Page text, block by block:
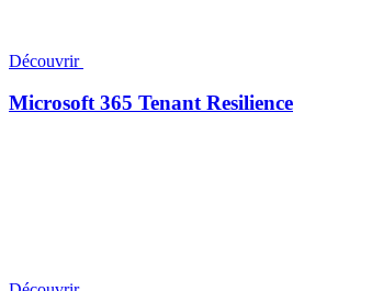
Découvrir
Microsoft 365 Tenant Resilience